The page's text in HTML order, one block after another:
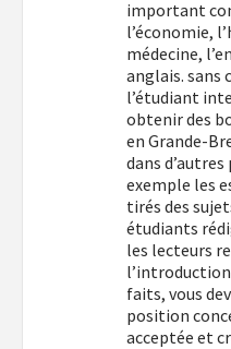
important
l’économie,
médecine,
anglais. sans
l’étudiant
obtenir des
en Grande-
dans
exemple les
tirés des
étudiants
les lecteurs
faits, vous
position
acceptée et